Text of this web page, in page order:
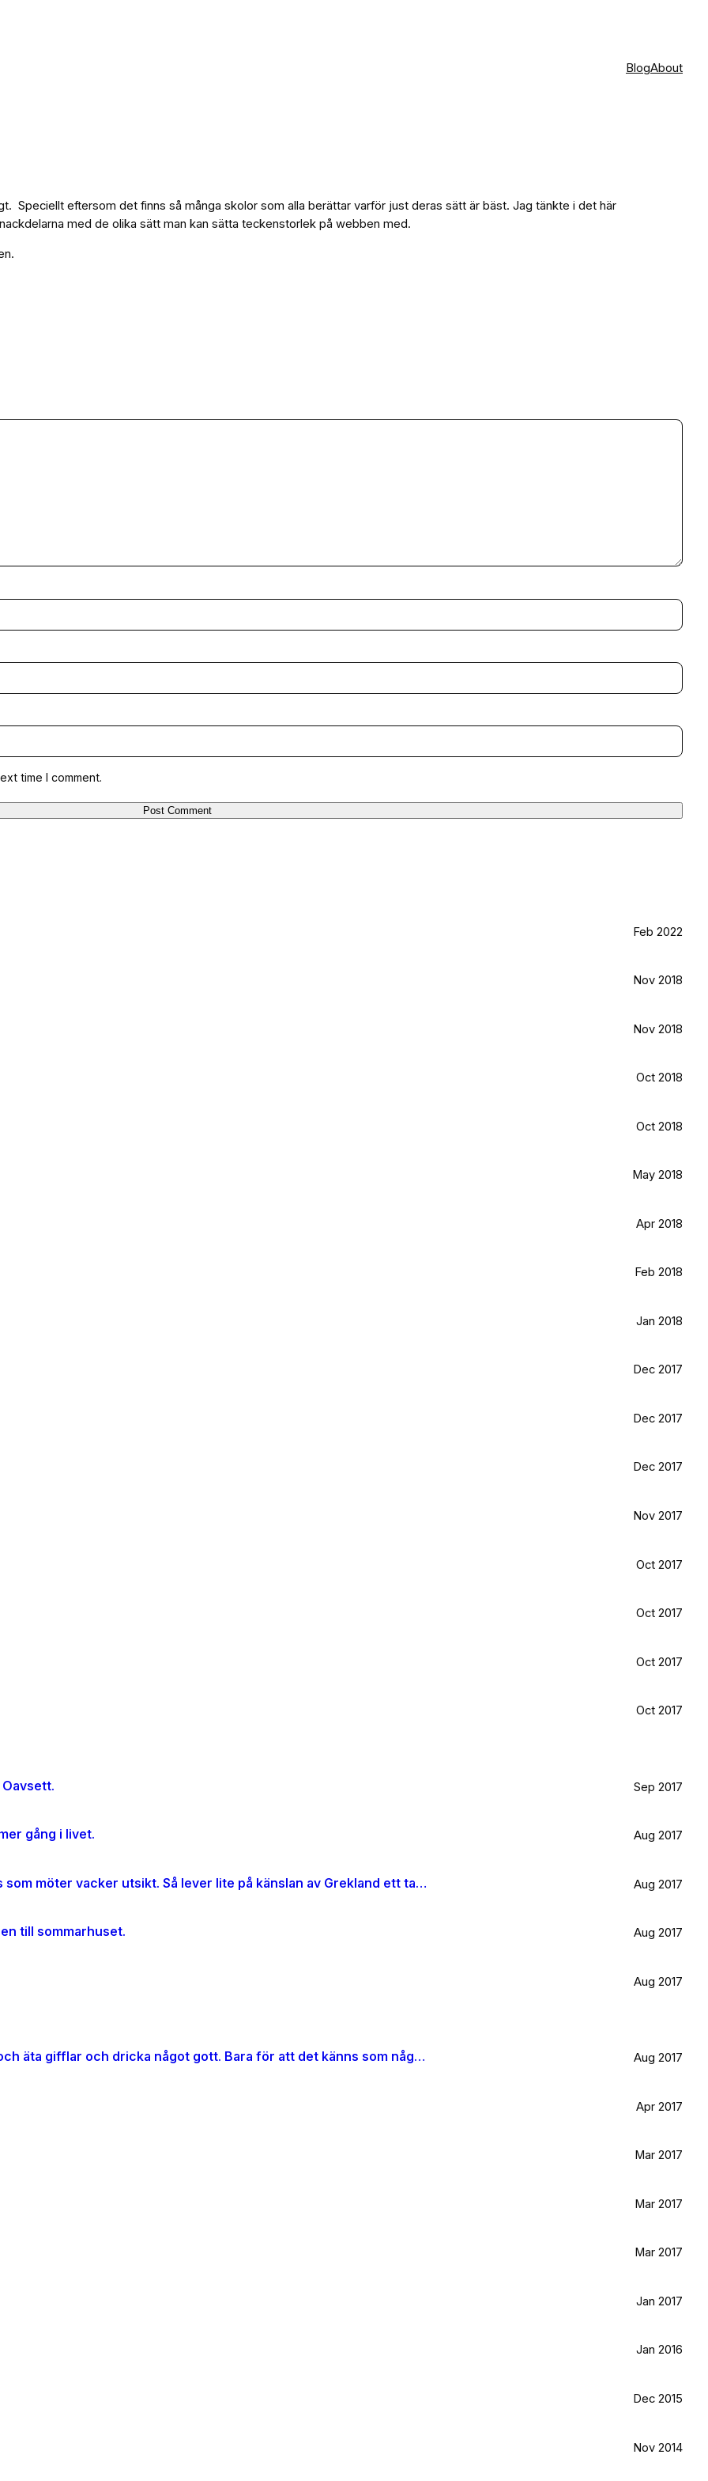
BlogAbout
Speciellt eftersom det finns så många skolor som alla berättar varför just deras sätt är bäst. Jag tänkte i det här
med de olika sätt man kan sätta teckenstorlek på webben med.
time I comment.
Feb 2022
Nov 2018
Nov 2018
Oct 2018
Oct 2018
May 2018
Apr 2018
Feb 2018
Jan 2018
Dec 2017
Dec 2017
Dec 2017
Nov 2017
Oct 2017
Oct 2017
Oct 2017
Oct 2017
Sep 2017
gång i livet. Aug 2017
Är väldigt svag för olivträd, låten Il mondo och motljus som möter vacker utsikt. Så lever lite på känslan av Grekland ett tag till. Aug 2017
till sommarhuset. Aug 2017
Aug 2017
När jag blir stor vill jag gå ombord på en sån dära båt och äta gifflar och dricka något gott. Bara för att det känns som något jag skulle tycka om. Aug 2017
Apr 2017
Mar 2017
Mar 2017
Mar 2017
Jan 2017
Jan 2016
Dec 2015
Nov 2014